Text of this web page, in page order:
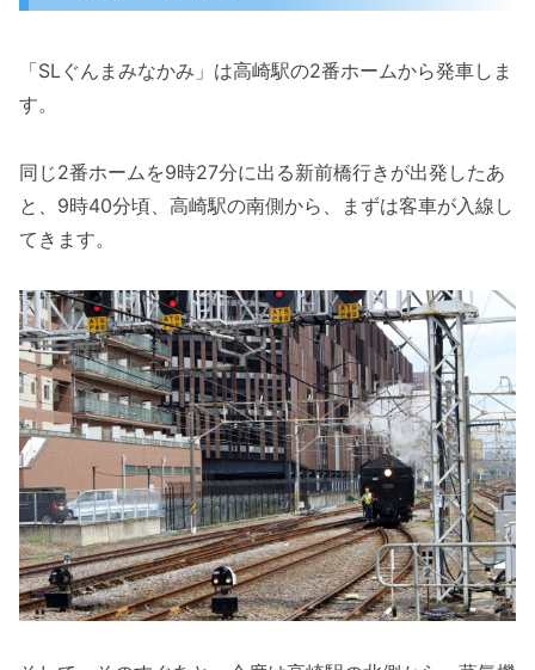
「SLぐんまみなかみ」は高崎駅の2番ホームから発車しま
す。
同じ2番ホームを9時27分に出る新前橋行きが出発したあ
と、9時40分頃、高崎駅の南側から、まずは客車が入線し
てきます。